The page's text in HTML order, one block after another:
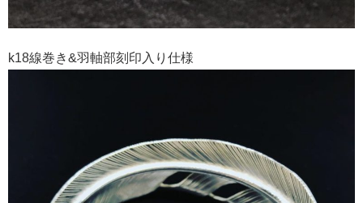
k18線巻き&羽軸部刻印入り仕様